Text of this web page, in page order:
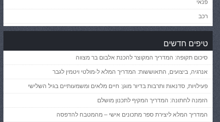
פנאי
רכב
טיפים חדשים
סיכום תקופה: המדריך המקוצר להכנת אלבום בר מצווה
אנרגיה, ביצועים, התאוששות: המדריך המלא ל-מולטי ויטמין לגבר
פעילויות, סדנאות ותרבות בדיור מוגן: חיים מלאים ומשמעותיים בגיל השלישי
הזמנה לחתונה: המדריך המקיף לתכנון מושלם
המדריך המלא ליצירת ספר מתכונים אישי – מהמטבח להדפסה